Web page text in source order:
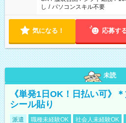
し / パソコンスキル不要
気になる！ 応募す
未読
《単発1日OK！日払い可》
シール貼り
派遣 職種未経験OK 社会人未経験OK